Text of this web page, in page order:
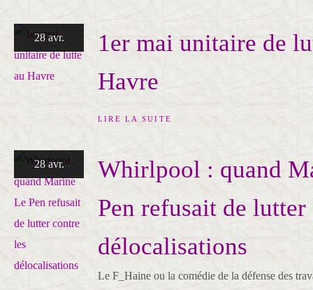
28 avr.
1er mai unitaire de
Havre
LIRE LA SUITE
28 avr.
Whirlpool : quand
Pen refusait de
délocalisations
Le F_Haine ou la comédie de la défense des